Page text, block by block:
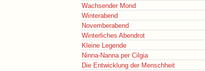
Wachsender Mond
Winterabend
Novemberabend
Winterliches Abendrot
Kleine Legende
Ninna-Nanna per Cilgia
Die Entwicklung der Menschheit